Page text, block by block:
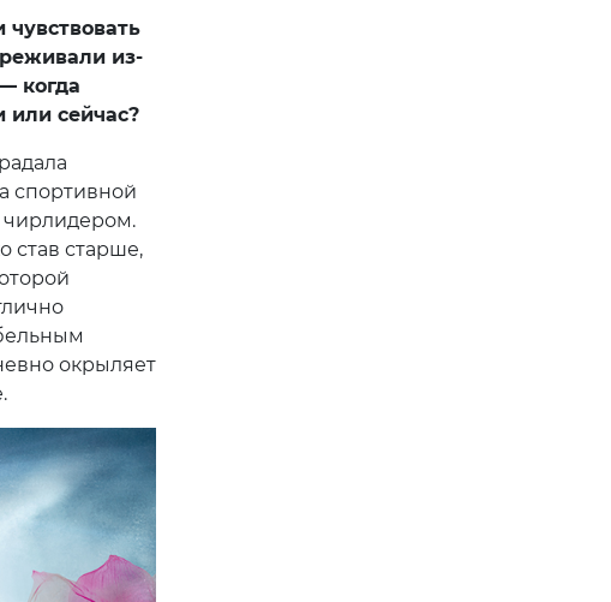
из-
когда
или сейчас?
спортивной
чирлидером.
став старше,
окрыляет